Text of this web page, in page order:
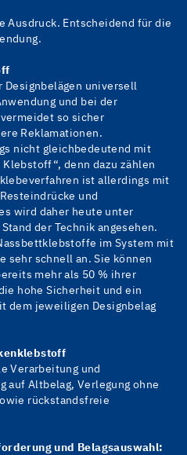
Ausdruck. Entscheidend für die
universell
und bei der
so sicher
Reklamationen.
nicht gleichbedeutend mit
denn dazu zählen
ist allerdings mit
und
wird daher heute unter
der Technik angesehen.
im System mit
sehr schnell an. Sie können
mehr als 50 % ihrer
hohe Sicherheit und ein
dem jeweiligen Designbelag
Verarbeitung und
auf Altbelag, Verlegung ohne
rückstandsfreie
und Belagsauswahl: